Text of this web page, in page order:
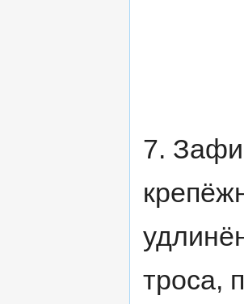
7.
троса,